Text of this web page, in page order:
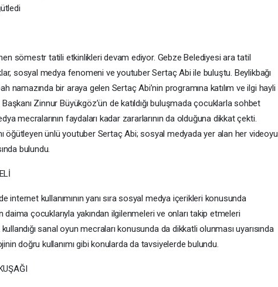
sömestr tatili etkinlikleri devam ediyor. Gebze Belediyesi ara tatil
sosyal medya fenomeni ve youtuber Sertaç Abi ile buluştu. Beylikbağı
namazında bir araya gelen Sertaç Abi’nin programına katılım ve ilgi hayli
Zinnur Büyükgöz’ün de katıldığı buluşmada çocuklarla sohbet
mecralarının faydaları kadar zararlarının da olduğuna dikkat çekti.
öğütleyen ünlü youtuber Sertaç Abi; sosyal medyada yer alan her videoyu
bulundu.
internet kullanımının yanı sıra sosyal medya içerikleri konusunda
daima çocuklarıyla yakından ilgilenmeleri ve onları takip etmeleri
kullandığı sanal oyun mecraları konusunda da dikkatli olunması uyarısında
doğru kullanımı gibi konularda da tavsiyelerde bulundu.